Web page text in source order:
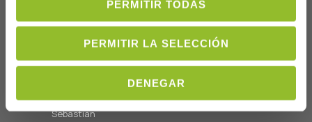
PERMITIR TODAS
PERMITIR LA SELECCIÓN
DENEGAR
20006 Donostia/San
Sebastián